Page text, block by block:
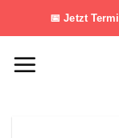
Inhalt
springen
📅 Jetzt